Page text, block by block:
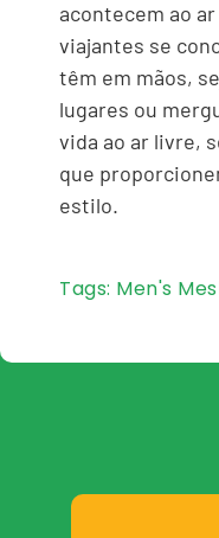
acontecem ao
viajantes se
têm em mãos,
lugares ou
vida ao ar livre,
que
estilo.
Tags: Men's